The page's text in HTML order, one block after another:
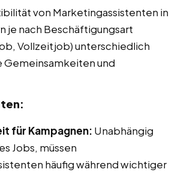
von Marketingassistenten in
je nach Beschäftigungsart
Vollzeitjob) unterschiedlich
Gemeinsamkeiten und
für Kampagnen: Unabhängig
Jobs, müssen
häufig während wichtiger